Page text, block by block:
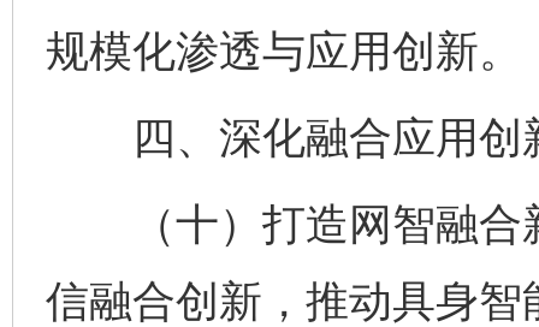
规模化渗透与应用创新。
四、深化融合应用创
（十）打造网智融合
信融合创新，推动具身